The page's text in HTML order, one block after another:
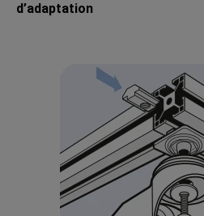
d’adaptation